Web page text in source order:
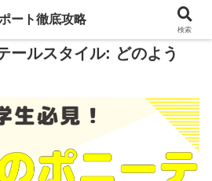
ールスタイル: どのよう
ート徹底攻略
検索